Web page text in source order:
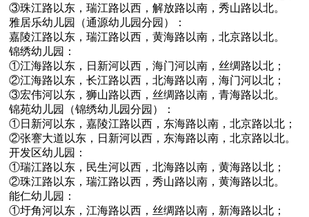
③珠江路以东，瑞江路以西，解放路以南，秀山路以北。
雅居乐幼儿园（通源幼儿园分园）：
嘉陵江路以东，瑞江路以西，黄海路以南，北京路以北。
锦绣幼儿园：
①江海路以东，日新河以西，海门河以南，丝绸路以北；
②江海路以东，长江路以西，北海路以南，海门河以北；
③宏伟河以东，狮山路以西，丝绸路以南，青海路以北。
锦苑幼儿园（锦绣幼儿园分园）：
①日新河以东，嘉陵江路以西，东海路以南，北京路以北；
②张謇大道以东，日新河以西，东海路以南，北京路以北。
开发区幼儿园：
①瑞江路以东，民生河以西，北海路以南，黄海路以北；
②珠江路以东，瑞江路以西，秀山路以南，黄海路以北。
能仁幼儿园：
①圩角河以东，江海路以西，丝绸路以南，新海路以北；